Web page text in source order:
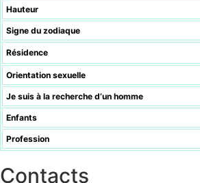
Hauteur
Signe du zodiaque
Résidence
Orientation sexuelle
Je suis à la recherche d’un homme
Enfants
Profession
Contacts